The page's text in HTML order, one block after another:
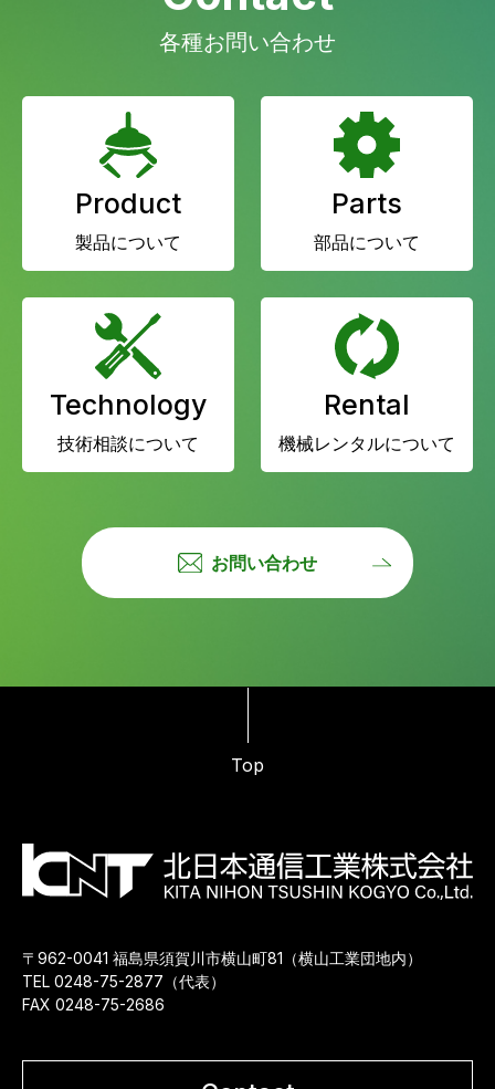
各種お問い合わせ
Product
製品について
Parts
部品について
Technology
技術相談について
Rental
機械レンタルについて
お問い合わせ
Top
〒962-0041 福島県須賀川市横山町81（横山工業団地内）
TEL 0248-75-2877（代表）
FAX 0248-75-2686